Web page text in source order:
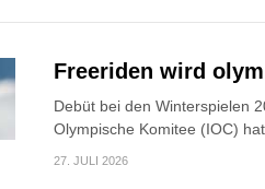
Freeriden wird
Debüt bei den Winterspielen
Olympische Komitee (IOC)
27. JULI 2026